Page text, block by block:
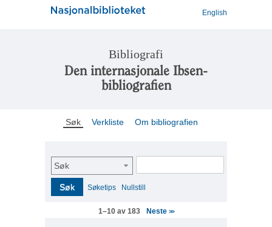
English
Bibliografi
Den internasjonale Ibsen-
bibliografien
Søk Verkliste Om bibliografien
Søk
Søk Søketips Nullstill
1–10 av 183 Neste >>